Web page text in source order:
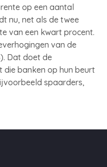
op een aantal
nu, net als de twee
van een kwart procent.
van de
Dat doet de
banken op hun beurt
spaarders,